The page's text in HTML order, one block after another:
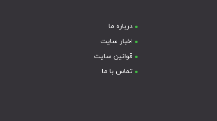
درباره ما
اخبار سایت
قوانین سایت
تماس با ما